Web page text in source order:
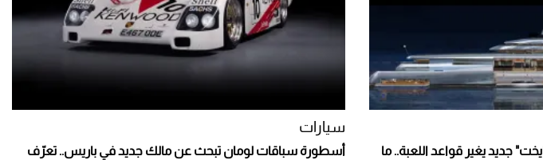
جديد يغير قواعد اللعبة.. ما
سيارات
أسطورة سباقات لومان تبحث عن مالك جديد في باريس.. تعرّف